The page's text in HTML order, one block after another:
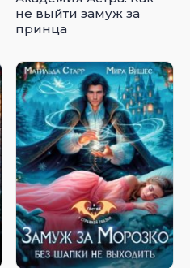
не выйти замуж за
принца